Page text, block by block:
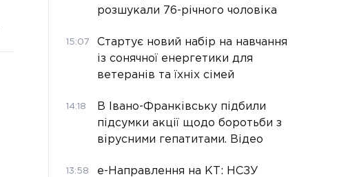
розшукали 76-річного чоловіка
15:07
Стартує новий набір на навчання
із сонячної енергетики для
ветеранів та їхніх сімей
14:18
В Івано-Франківську підбили
підсумки акції щодо боротьби з
вірусними гепатитами. Відео
13:58
е-Направлення на КТ: НСЗУ